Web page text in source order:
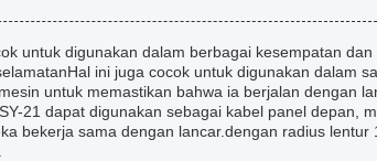
untuk digunakan dalam berbagai kesempatan
ini juga cocok untuk digunakan dalam
untuk memastikan bahwa ia berjalan dengan
21 dapat digunakan sebagai kabel panel depan,
bekerja sama dengan lancar.dengan radius